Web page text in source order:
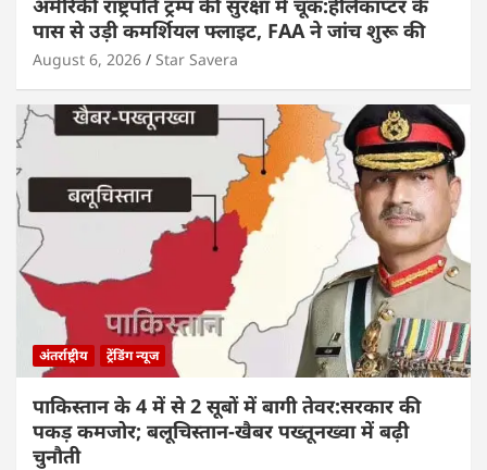
अमेरिकी राष्ट्रपति ट्रम्प की सुरक्षा में चूक:हेलिकॉप्टर के
पास से उड़ी कमर्शियल फ्लाइट, FAA ने जांच शुरू की
August 6, 2026 Star Savera
अंतर्राष्ट्रीय ट्रेंडिंग न्यूज
पाकिस्तान के 4 में से 2 सूबों में बागी तेवर:सरकार की
पकड़ कमजोर; बलूचिस्तान-खैबर पख्तूनख्वा में बढ़ी
चुनौती